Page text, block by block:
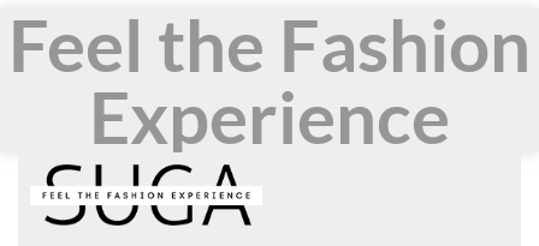
Feel the Fashion
Experience